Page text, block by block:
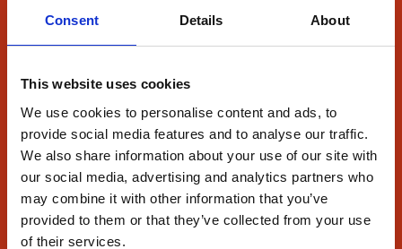
Consent Details About
This website uses cookies
We use cookies to personalise content and ads, to
provide social media features and to analyse our traffic.
We also share information about your use of our site with
our social media, advertising and analytics partners who
may combine it with other information that you’ve
provided to them or that they’ve collected from your use
of their services.
Kwaliteit die wordt bevestigd
Hoogwaardige kwaliteit is waar we voor gaan.
Alleen zo kunnen we een positieve impact maken
op de circulaire economie. Daar kun je op
vertrouwen. Waarom? Omdat we over de
benodigde certificeringen beschikken.